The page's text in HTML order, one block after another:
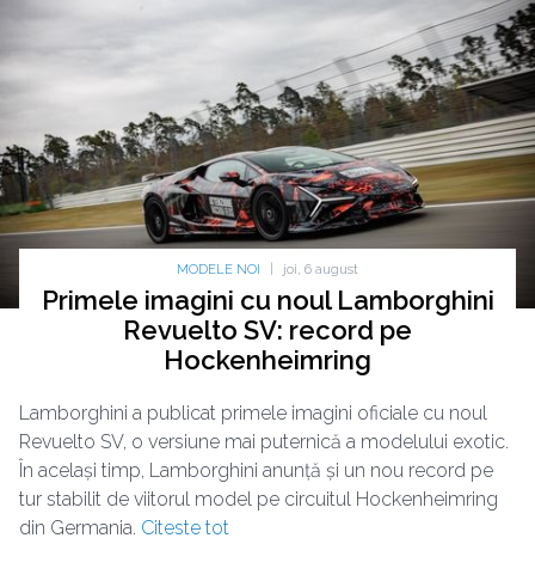
MODELE NOI joi, 6 august
Primele imagini cu noul Lamborghini
Revuelto SV: record pe
Hockenheimring
Lamborghini a publicat primele imagini oficiale cu noul
Revuelto SV, o versiune mai puternică a modelului exotic.
În același timp, Lamborghini anunță și un nou record pe
tur stabilit de viitorul model pe circuitul Hockenheimring
din Germania. Citeste tot